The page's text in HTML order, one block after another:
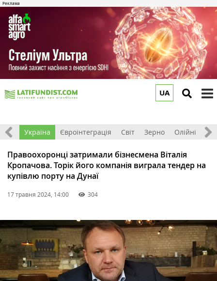
UA
Все Україна Євроінтеграція Світ Зерно Олійні
Правоохоронці затримали бізнесмена Віталія
Кропачова. Торік його компанія виграла тендер на
купівлю порту на Дунаї
17 травня 2024, 14:00 304